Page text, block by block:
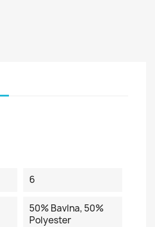
6
50% Bavlna, 50%
Polyester